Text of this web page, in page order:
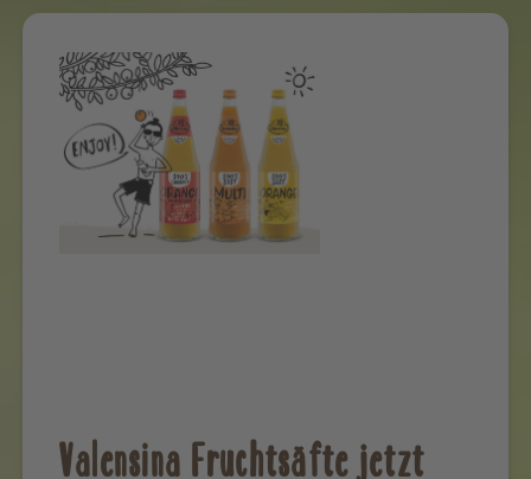
Valensina Fruchtsäfte jetzt